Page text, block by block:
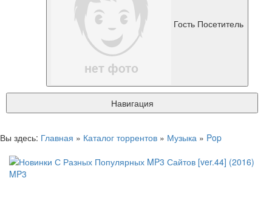
Гость Посетитель
Навигация
Вы здесь: Главная » Каталог торрентов » Музыка » Pop